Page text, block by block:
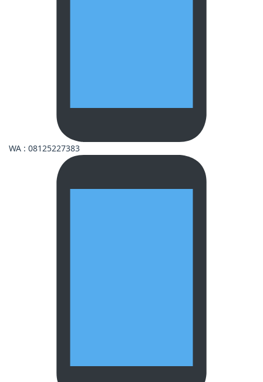
WA : 08125227383